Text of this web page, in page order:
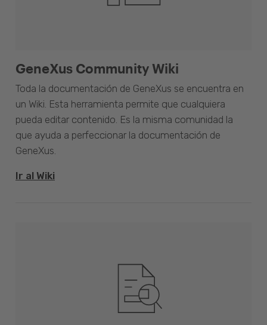
GeneXus Community Wiki
Toda la documentación de GeneXus se encuentra en
un Wiki. Esta herramienta permite que cualquiera
pueda editar contenido. Es la misma comunidad la
que ayuda a perfeccionar la documentación de
GeneXus.
Ir al Wiki